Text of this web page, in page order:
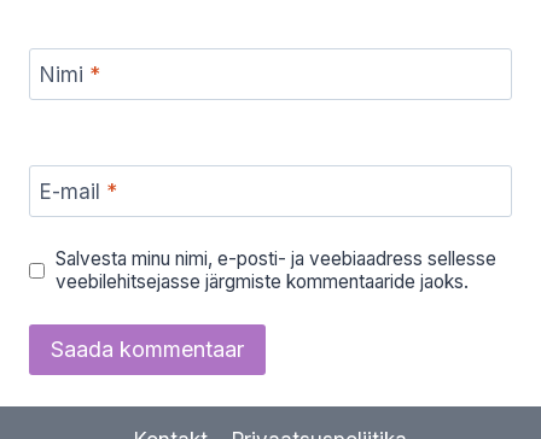
Nimi *
E-mail *
Salvesta minu nimi, e-posti- ja veebiaadress sellesse
veebilehitsejasse järgmiste kommentaaride jaoks.